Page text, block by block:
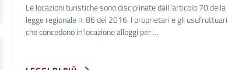
Le locazioni turistiche sono disciplinate dall”articolo 70 della
legge regionale n. 86 del 2016. I proprietari e gli usufruttuari
che concedono in locazione alloggi per …